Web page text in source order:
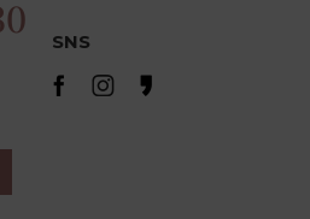
SNS